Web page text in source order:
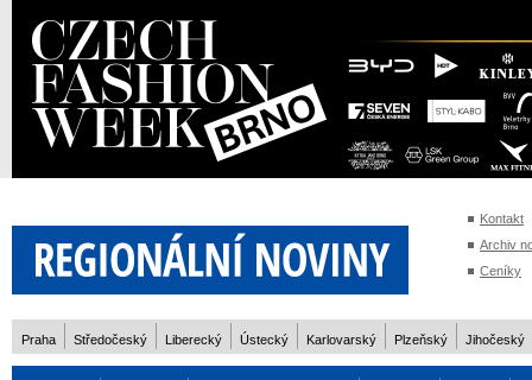
Kontakt
Archiv
Ceníky
Praha Středočeský Liberecký Ústecký Karlovarský Plzeňský Jihočeský